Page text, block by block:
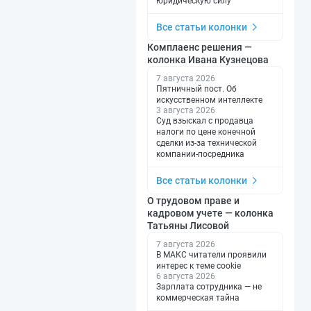
Все статьи колонки
Комплаенс решения —
колонка Ивана Кузнецова
7 августа 2026
Пятничный пост. Об
искусственном интеллекте
3 августа 2026
Суд взыскал с продавца
налоги по цене конечной
сделки из-за технической
компании-посредника
Все статьи колонки
О трудовом праве и
кадровом учете — колонка
Татьяны Лисовой
7 августа 2026
В МАКС читатели проявили
интерес к теме cookie
6 августа 2026
Зарплата сотрудника — не
коммерческая тайна